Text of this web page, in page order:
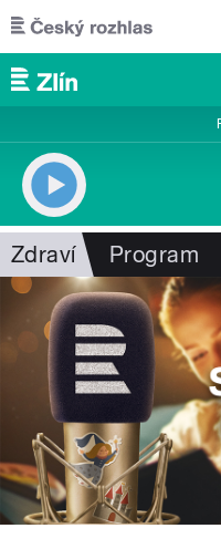
Přejít k hlavnímu obsahu
Zdraví Program